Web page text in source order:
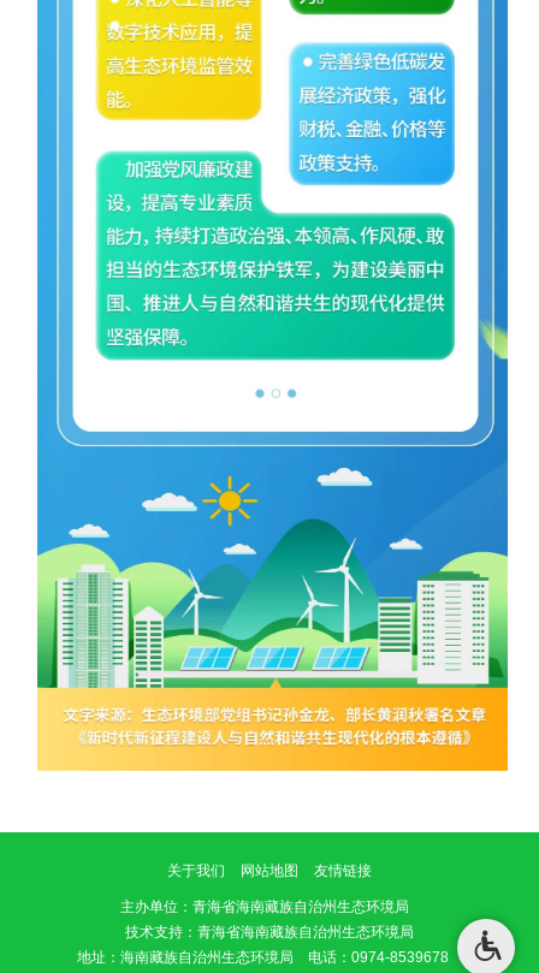
关于我们 网站地图 友情链接
主办单位 ：青海省海南藏族自治州生态环境局
技术支持：青海省海南藏族自治州生态环境局
地址：海南藏族自治州生态环境局 电话：0974-8539678